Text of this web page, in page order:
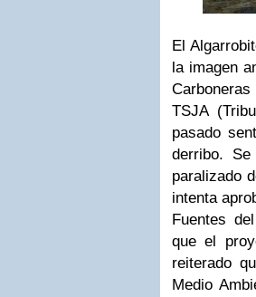
El
la imagen
TSJA
pasado
derribo.
paralizado
intenta
Fuentes
que el
reiterado
Medio